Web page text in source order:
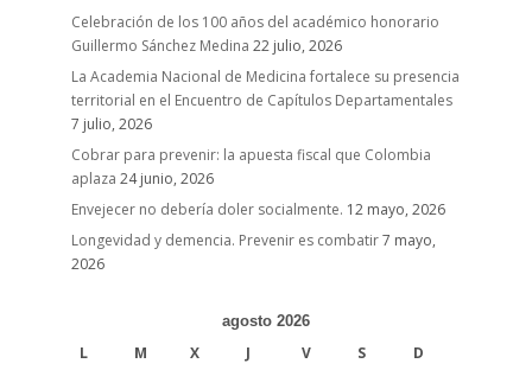
Celebración de los 100 años del académico honorario
Guillermo Sánchez Medina 22 julio, 2026
La Academia Nacional de Medicina fortalece su presencia
territorial en el Encuentro de Capítulos Departamentales
7 julio, 2026
Cobrar para prevenir: la apuesta fiscal que Colombia
aplaza 24 junio, 2026
Envejecer no debería doler socialmente. 12 mayo, 2026
Longevidad y demencia. Prevenir es combatir7 mayo,
2026
agosto 2026
L M X J V S D